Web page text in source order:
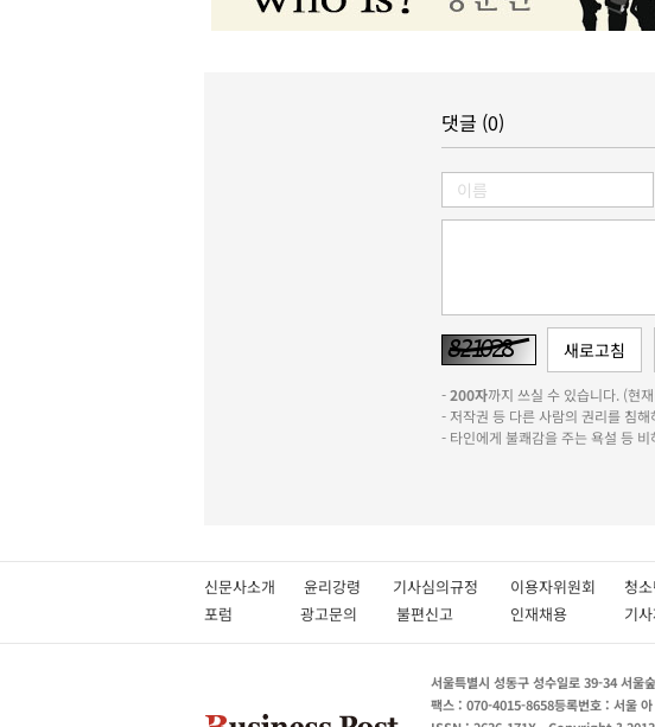
댓글 (0)
-200자까지 쓰실 수 있습니다. (
- 저작권 등 다른 사람의 권리를 침
- 타인에게 불쾌감을 주는 욕설 등
신문사소개 윤리강령 기사심의규정 이용자위원회 청
포럼
광고문의 불편신고 인재채용 기
서울특별시 성동구 성수일로 39-34 서울
팩스 : 070-4015-8658등록번호 : 서울